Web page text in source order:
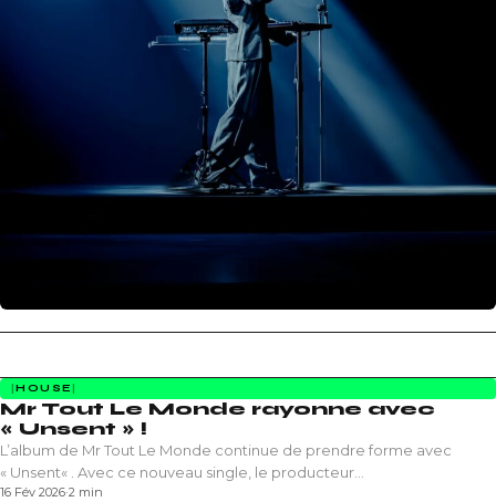
HOUSE
Mr Tout Le Monde rayonne avec
« Unsent » !
L’album de Mr Tout Le Monde continue de prendre forme avec
« Unsent« . Avec ce nouveau single, le producteur…
16 Fév 2026·2 min